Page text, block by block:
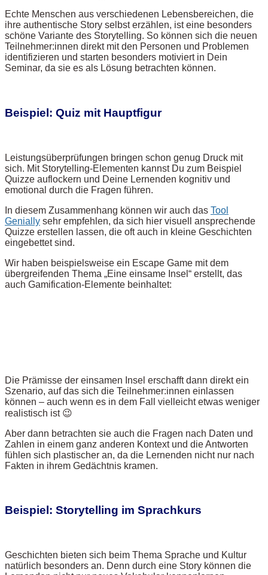
Echte Menschen aus verschiedenen Lebensbereichen, die
ihre authentische Story selbst erzählen, ist eine besonders
schöne Variante des Storytelling. So können sich die neuen
Teilnehmer:innen direkt mit den Personen und Problemen
identifizieren und starten besonders motiviert in Dein
Seminar, da sie es als Lösung betrachten können.
Beispiel: Quiz mit Hauptfigur
Leistungsüberprüfungen bringen schon genug Druck mit
sich. Mit Storytelling-Elementen kannst Du zum Beispiel
Quizze auflockern und Deine Lernenden kognitiv und
emotional durch die Fragen führen.
In diesem Zusammenhang können wir auch das Tool
Genially sehr empfehlen, da sich hier visuell ansprechende
Quizze erstellen lassen, die oft auch in kleine Geschichten
eingebettet sind.
Wir haben beispielsweise ein Escape Game mit dem
übergreifenden Thema „Eine einsame Insel“ erstellt, das
auch Gamification-Elemente beinhaltet:
Die Prämisse der einsamen Insel erschafft dann direkt ein
Szenario, auf das sich die Teilnehmer:innen einlassen
können – auch wenn es in dem Fall vielleicht etwas weniger
realistisch ist 😉
Aber dann betrachten sie auch die Fragen nach Daten und
Zahlen in einem ganz anderen Kontext und die Antworten
fühlen sich plastischer an, da die Lernenden nicht nur nach
Fakten in ihrem Gedächtnis kramen.
Beispiel: Storytelling im Sprachkurs
Geschichten bieten sich beim Thema Sprache und Kultur
natürlich besonders an. Denn durch eine Story können die